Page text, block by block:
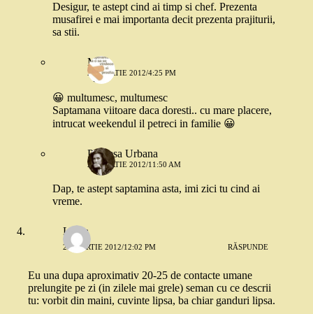
Desigur, te astept cind ai timp si chef. Prezenta
musafirei e mai importanta decit prezenta prajiturii,
sa stii.
M.
24 MARTIE 2012/4:25 PM
😀 multumesc, multumesc
Saptamana viitoare daca doresti.. cu mare placere,
intrucat weekendul il petreci in familie 😀
Printesa Urbana
26 MARTIE 2012/11:50 AM
Dap, te astept saptamina asta, imi zici tu cind ai
vreme.
Laura
23 MARTIE 2012/12:02 PM RĂSPUNDE
Eu una dupa aproximativ 20-25 de contacte umane
prelungite pe zi (in zilele mai grele) seman cu ce descrii
tu: vorbit din maini, cuvinte lipsa, ba chiar ganduri lipsa.